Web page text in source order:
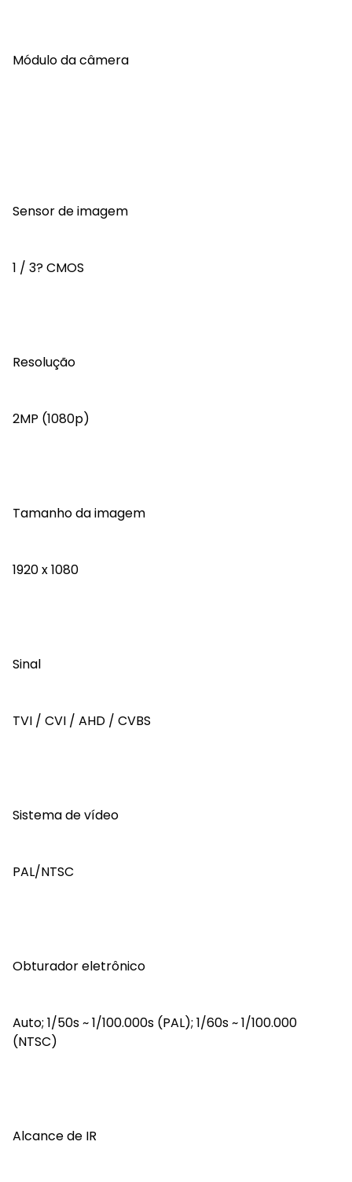
Módulo da câmera
Sensor de imagem
1 / 3? CMOS
Resolução
2MP (1080p)
Tamanho da imagem
1920 x 1080
Sinal
TVI / CVI / AHD / CVBS
Sistema de vídeo
PAL/NTSC
Obturador eletrônico
Auto; 1/50s ~ 1/100.000s (PAL); 1/60s ~ 1/100.000
(NTSC)
Alcance de IR